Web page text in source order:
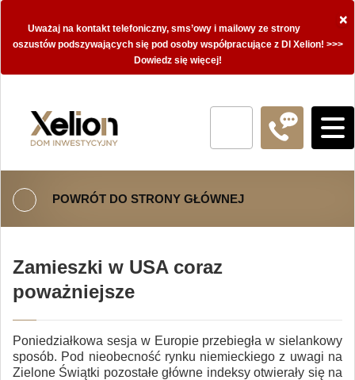
×
Uważaj na kontakt telefoniczny, sms’owy i mailowy ze strony
oszustów podszywających się pod osoby współpracujące z DI Xelion! >>>
Dowiedz się więcej!
POWRÓT DO STRONY GŁÓWNEJ
Zamieszki w USA coraz
poważniejsze
Poniedziałkowa sesja w Europie przebiegła w sielankowy
sposób. Pod nieobecność rynku niemieckiego z uwagi na
Zielone Świątki pozostałe główne indeksy otwierały się na